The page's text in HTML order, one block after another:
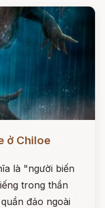
ở Chiloe
là "người biến
trong thần
đảo ngoài